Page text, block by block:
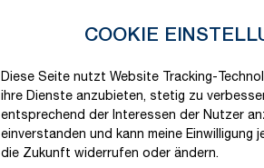
COOKIE
Diese Seite nutzt Website Tracking-
ihre Dienste anzubieten, stetig zu
entsprechend der Interessen der Nutzer
einverstanden und kann meine Einwilligung
die Zukunft widerrufen oder ändern.